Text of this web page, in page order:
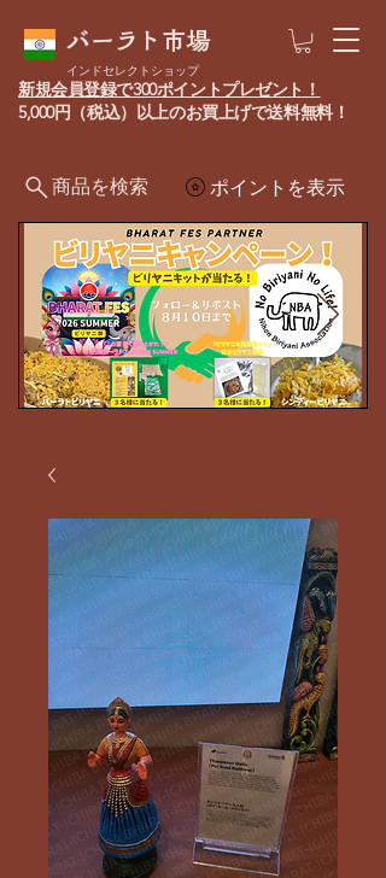
バーラト市場
ポイントを表示
新規会員登録で300ポイントプレゼント！
5,000円（税込）以上のお買上げで送料無料！
インドセレクトショップ
商品を検索